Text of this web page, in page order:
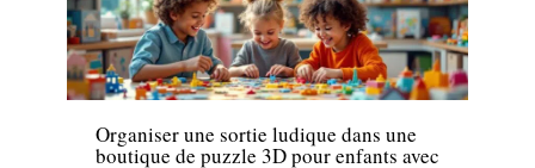
Loisirs
Organiser une sortie ludique dans une
boutique de puzzle 3D pour enfants avec